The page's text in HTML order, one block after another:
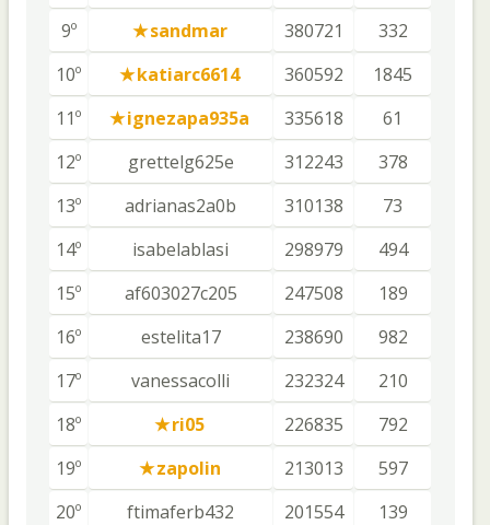
9º
sandmar 380721
332
10º
katiarc6614 360592
1845
11º
ignezapa935a 335618
61
12º
grettelg625e 312243
378
13º
adrianas2a0b 310138
73
14º
isabelablasi 298979
494
15º
af603027c205 247508
189
16º
estelita17 238690
982
17º
vanessacolli 232324
210
18º
ri05 226835
792
19º
zapolin 213013
597
20º
ftimaferb432 201554
139